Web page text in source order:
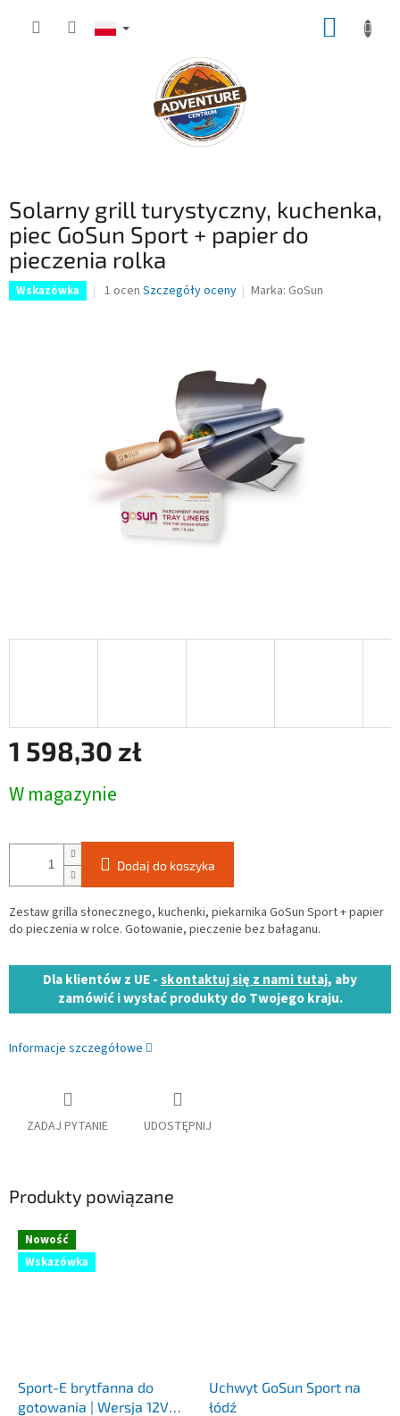
Solarny grill turystyczny, kuchenka,
piec GoSun Sport + papier do
pieczenia rolka
Wskazówka
Średnia
1 ocen Szczegóły oceny Marka: GoSun
1 598,30 zł
jednostkowa:
W magazynie
Dodaj do koszyka
Zestaw grilla słonecznego, kuchenki, piekarnika GoSun Sport + papier
do pieczenia w rolce. Gotowanie, pieczenie bez bałaganu.
Dla klientów z UE -skontaktuj się z nami tutaj, aby
zamówić i wysłać produkty do Twojego kraju.
Informacje szczegółowe
ZADAJ PYTANIE UDOSTĘPNIJ
Produkty powiązane
Nowość
Wskazówka
Sport-E brytfanna do
gotowania | Wersja 12V
Uchwyt GoSun Sport na
łódź